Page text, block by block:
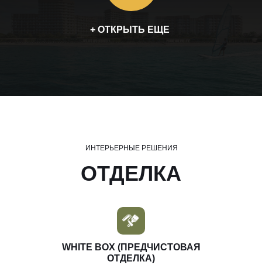
+ ОТКРЫТЬ ЕЩЕ
WHITE BOX (ПРЕДЧИСТОВАЯ
ОТДЕЛКА)
ОТДЕЛКА
ИНТЕРЬЕРНЫЕ РЕШЕНИЯ